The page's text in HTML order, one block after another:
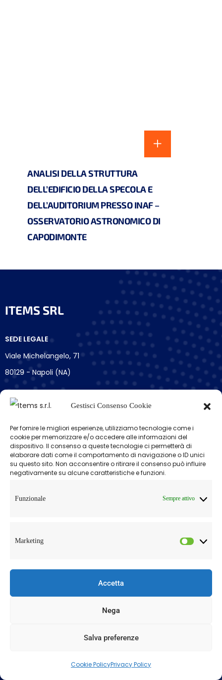
Gestisci Consenso Cookie
Per fornire le migliori esperienze, utilizziamo tecnologie come i
cookie per memorizzare e/o accedere alle informazioni del
dispositivo. Il consenso a queste tecnologie ci permetterà di
elaborare dati come il comportamento di navigazione o ID unici
su questo sito. Non acconsentire o ritirare il consenso può influire
negativamente su alcune caratteristiche e funzioni.
Funzionale Sempre attivo
Marketing
Accetta
Nega
Salva preferenze
Cookie PolicyPrivacy Policy
ANALISI DELLA STRUTTURA
DELL’EDIFICIO DELLA SPECOLA E
DELL’AUDITORIUM PRESSO INAF –
OSSERVATORIO ASTRONOMICO DI
CAPODIMONTE
ITEMS SRL
SEDE LEGALE
Viale Michelangelo, 71
80129 - Napoli (NA)
TELEFONO
E-MAIL
info@items-srl.it
PEC
items.consulenza@legalpec.me
Consiglio Nazionale Ricerche
ReLUIS
Università degli Studi del Sannio